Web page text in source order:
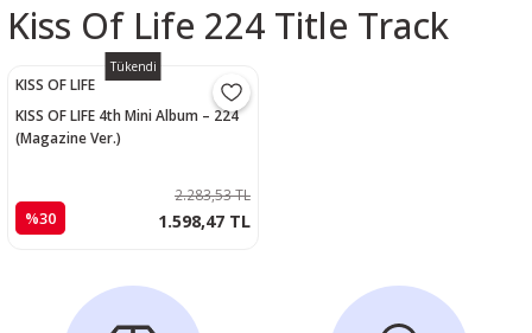
Kiss Of Life 224 Title Track
Tükendi
KISS OF LIFE
KISS OF LIFE 4th Mini Album – 224
(Magazine Ver.)
%30
2.283,53 TL
1.598,47 TL